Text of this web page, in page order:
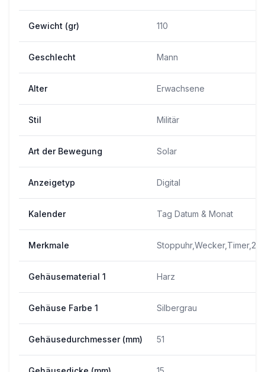
Gewicht (gr) 110
Geschlecht Mann
Alter Erwachsene
Stil Militär
Art der Bewegung Solar
Anzeigetyp Digital
Kalender Tag Datum & Monat
Merkmale
Gehäusematerial 1 Harz
Gehäuse Farbe 1 Silbergrau
Gehäusedurchmesser (mm) 51